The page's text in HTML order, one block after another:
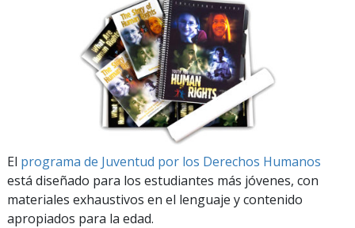
El programa de Juventud por los Derechos Humanos
está diseñado para los estudiantes más jóvenes, con
materiales exhaustivos en el lenguaje y contenido
apropiados para la edad.